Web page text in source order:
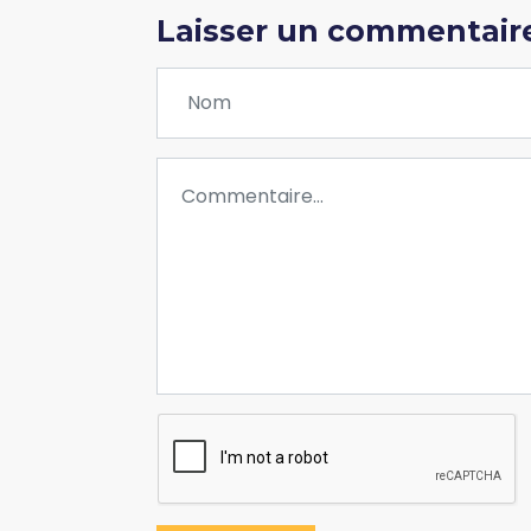
Laisser un